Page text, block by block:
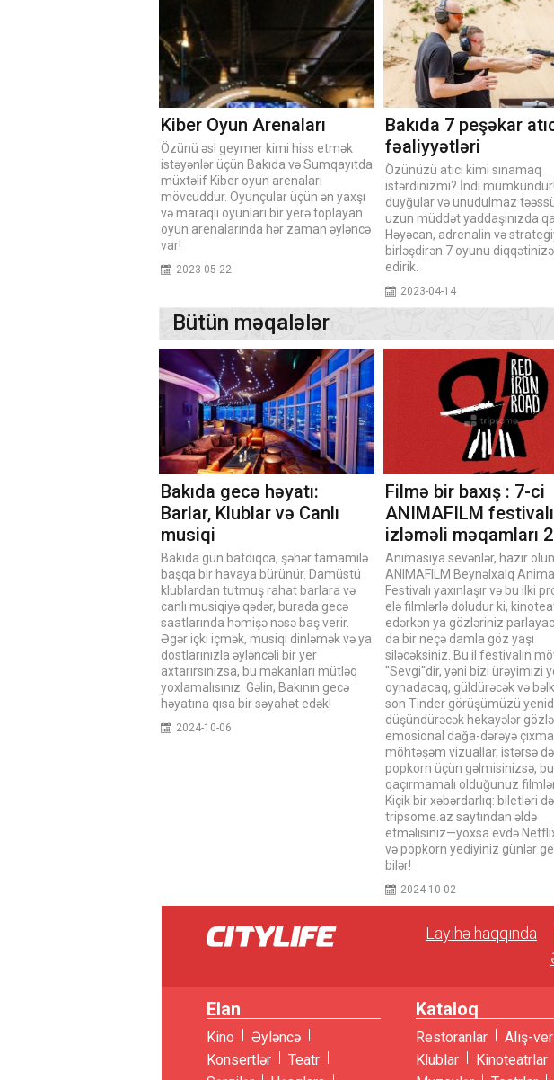
Kiber Oyun Arenaları
Özünü əsl geymer kimi hiss etmək
istəyənlər üçün Bakıda və Sumqayıtda
müxtəlif Kiber oyun arenaları
mövcuddur. Oyunçular üçün ən yaxşı
və maraqlı oyunları bir yerə toplayan
oyun arenalarında hər zaman əyləncə
var!
2023-05-22
Bakıda 7 peşəkar
fəaliyyətləri
Özünüzü atıcı kimi sınamaq
istərdinizmi? İndi mümkündür!
duyğular və unudulmaz
uzun müddət yaddaşınızda
Həyəcan, adrenalin və
birləşdirən 7 oyunu
edirik.
2023-04-14
Bütün məqalələr
Bakıda gecə həyatı:
Barlar, Klublar və Canlı
musiqi
Bakıda gün batdıqca, şəhər tamamilə
başqa bir havaya bürünür. Damüstü
klublardan tutmuş rahat barlara və
canlı musiqiyə qədər, burada gecə
saatlarında həmişə nəsə baş verir.
Əgər içki içmək, musiqi dinləmək və ya
dostlarınızla əyləncəli bir yer
axtarırsınızsa, bu məkanları mütləq
yoxlamalısınız. Gəlin, Bakının gecə
həyatına qısa bir səyahət edək!
2024-10-06
Filmə bir baxış : 7-ci
ANIMAFILM
izləməli məqamları
Animasiya sevənlər, hazır
ANIMAFILM Beynəlxalq
Festivalı yaxınlaşır və bu ilki
elə filmlərlə doludur ki,
edərkən ya gözləriniz
da bir neçə damla göz yaşı
siləcəksiniz. Bu il festivalın
"Sevgi"dir, yəni bizi ürəyimizi
oynadacaq, güldürəcək və
son Tinder görüşümüzü
düşündürəcək hekayələr
emosional dağa-dərəyə
möhtəşəm vizuallar, istərsə
popkorn üçün gəlmisinizsə,
qaçırmamalı olduğunuz
Kiçik bir xəbərdarlıq: biletləri
tripsome.az saytından əldə
etməlisiniz—yoxsa evdə
və popkorn yediyiniz günlər
bilər!
2024-10-02
Layihə haqqında
Elan
Kino
Əyləncə
Konsertlər
Teatr
Kataloq
Restoranlar
Alış-
Klublar
Kinoteatrlar